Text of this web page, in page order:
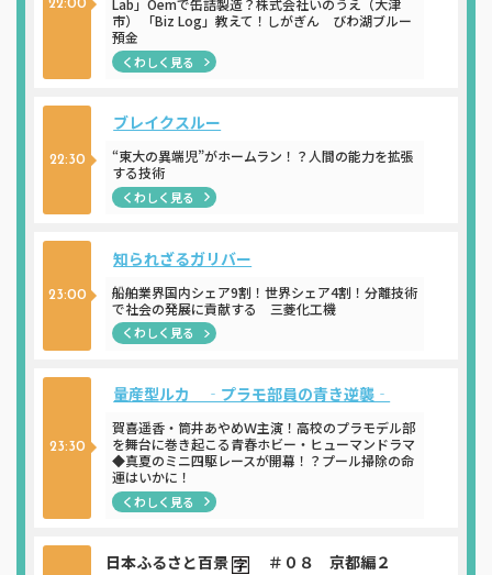
22:00
Lab」Oemで缶詰製造？株式会社いのうえ（大津
市） 「Biz Log」教えて！しがぎん びわ湖ブルー
預金
くわしく見る
22:30
ブレイクスルー
“東大の異端児”がホームラン！？人間の能力を拡張
する技術
くわしく見る
23:00
知られざるガリバー
船舶業界国内シェア9割！世界シェア4割！分離技術
で社会の発展に貢献する 三菱化工機
くわしく見る
23:30
量産型ルカ ‐プラモ部員の青き逆襲‐
賀喜遥香・筒井あやめＷ主演！高校のプラモデル部
を舞台に巻き起こる青春ホビー・ヒューマンドラマ
◆真夏のミニ四駆レースが開幕！？プール掃除の命
運はいかに！
くわしく見る
日本ふるさと百景 ＃０８ 京都編２